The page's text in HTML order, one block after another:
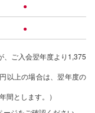
●
●
、ご入会翌年度より1,375
以上の場合は、翌年度の
間とします。）